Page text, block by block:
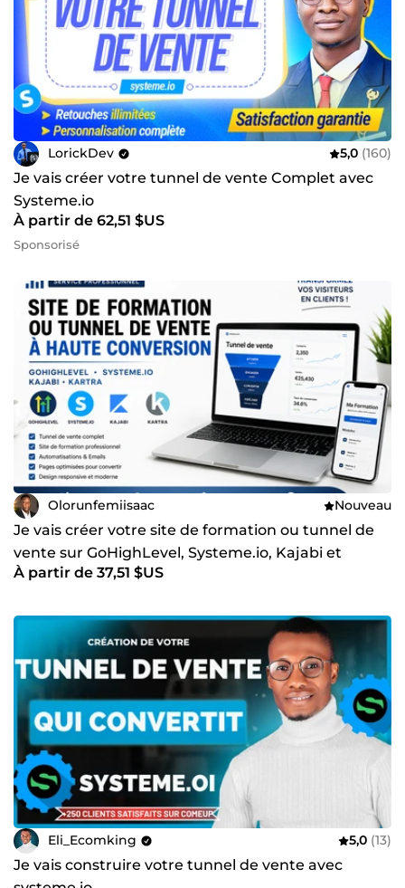
LorickDev 5,0 (160)
Je vais créer votre tunnel de vente Complet avec
Systeme.io
À partir de 62,51 $US
Sponsorisé
Olorunfemiisaac Nouveau
Je vais créer votre site de formation ou tunnel de
vente sur GoHighLevel, Systeme.io, Kajabi et
Kartra
À partir de 37,51 $US
Eli_Ecomking 5,0 (13)
Je vais construire votre tunnel de vente avec